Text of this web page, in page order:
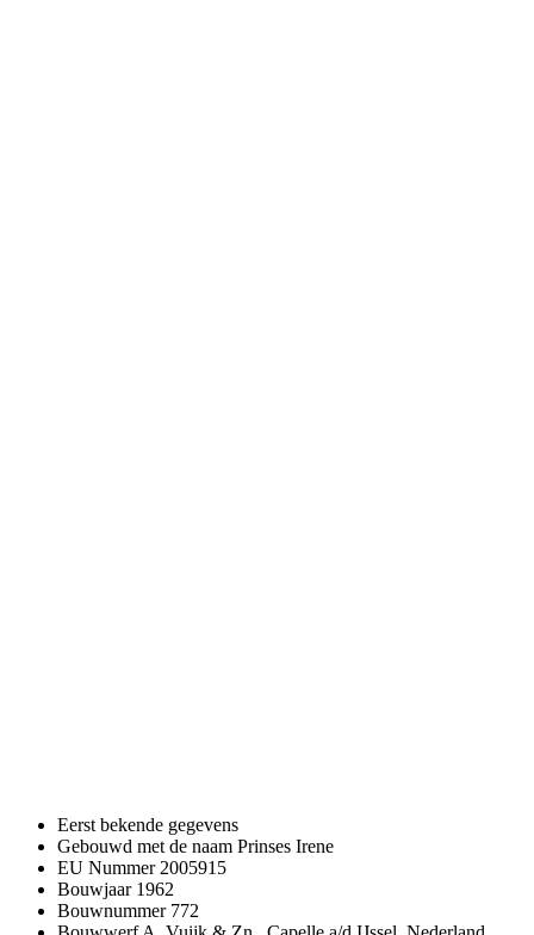
Eerst bekende gegevens
Gebouwd met de naam Prinses Irene
EU Nummer 2005915
Bouwjaar 1962
Bouwnummer 772